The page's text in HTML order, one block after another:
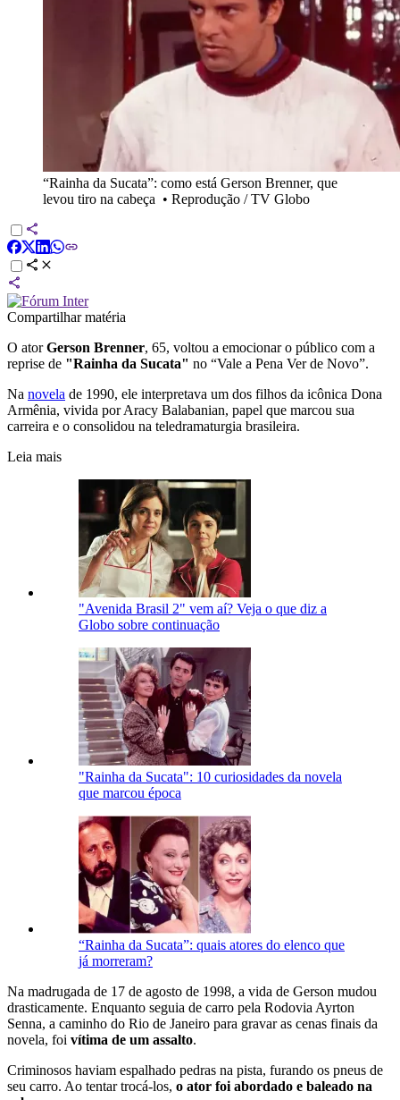
“Rainha da Sucata”: como está Gerson Brenner, que
levou tiro na cabeça • Reprodução / TV Globo
Compartilhar matéria
O atorGerson Brenner, 65, voltou a emocionar o público com a
reprise de "Rainha da Sucata" no “Vale a Pena Ver de Novo”.
Na novela de 1990, ele interpretava um dos filhos da icônica Dona
Armênia, vivida por Aracy Balabanian, papel que marcou sua
carreira e o consolidou na teledramaturgia brasileira.
Leia mais
"Avenida Brasil 2" vem aí? Veja o que diz a
Globo sobre continuação
"Rainha da Sucata": 10 curiosidades da novela
que marcou época
“Rainha da Sucata”: quais atores do elenco que
já morreram?
Na madrugada de 17 de agosto de 1998, a vida de Gerson mudou
drasticamente. Enquanto seguia de carro pela Rodovia Ayrton
Senna, a caminho do Rio de Janeiro para gravar as cenas finais da
novela, foi vítima de um assalto.
Criminosos haviam espalhado pedras na pista, furando os pneus de
seu carro. Ao tentar trocá-los, o ator foi abordado e baleado na